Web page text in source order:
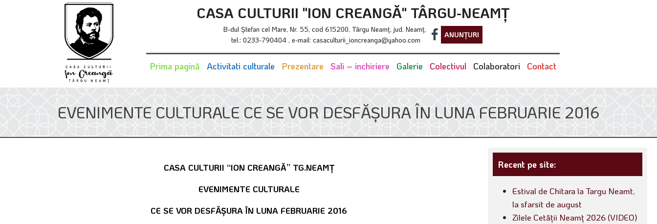
CASA CULTURII "ION CREANGĂ" TÂRGU-NEAMȚ
B-dul Ştefan cel Mare, Nr. 55, cod 615200, Târgu Neamţ, jud. Neamţ,
tel.: 0233-790404 , e-mail: casaculturii_ioncreanga@yahoo.com
ANUNȚURI
Prima pagină Activitati culturale Prezentare Sali – inchiriere Galerie Colectivul Colaboratori Contact
EVENIMENTE CULTURALE CE SE VOR DESFĂŞURA ÎN LUNA FEBRUARIE 2016
CASA CULTURII “ION CREANGĂ” TG.NEAMŢ
EVENIMENTE CULTURALE
CE SE VOR DESFĂŞURA ÎN LUNA FEBRUARIE 2016
Recent pe site:
Estival de Chitara la Targu Neamt,
la sfarsit de august
Zilele Cetății Neamț 2026 (VIDEO)